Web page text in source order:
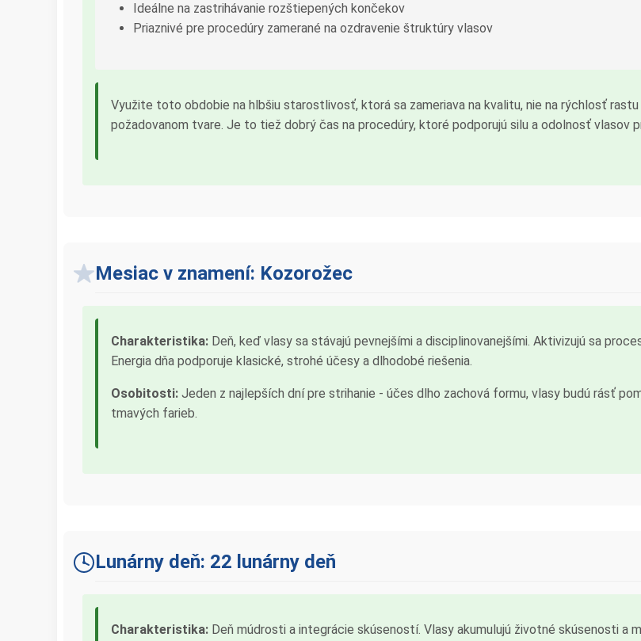
Ideálne na zastrihávanie rozštiepených končekov
Priaznivé pre procedúry zamerané na ozdravenie štruktúry vlasov
Využite toto obdobie na hlbšiu starostlivosť, ktorá sa zameriava na kvalitu, nie na rýchlosť
požadovanom tvare. Je to tiež dobrý čas na procedúry, ktoré podporujú silu a odolnosť vlasov
Mesiac v znamení: Kozorožec
Charakteristika: Deň, keď vlasy sa stávajú pevnejšími a disciplinovanejšími. Aktivizujú sa
Energia dňa podporuje klasické, strohé účesy a dlhodobé riešenia.
Osobitosti: Jeden z najlepších dní pre strihanie - účes dlho zachová formu, vlasy budú rásť
tmavých farieb.
Lunárny deň: 22 lunárny deň
Charakteristika: Deň múdrosti a integrácie skúseností. Vlasy akumulujú životné skúsenosti a